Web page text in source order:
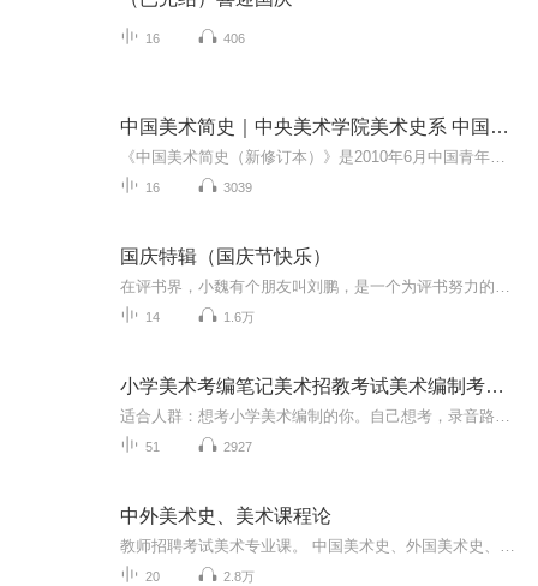
16 406
中国美术简史｜中央美术学院美术史系 中国美术史教研室
16 3039
国庆特辑（国庆节快乐）
14 1.6万
小学美术考编笔记美术招教考试美术编制考试复习资料
51 2927
中外美术史、美术课程论
20 2.8万